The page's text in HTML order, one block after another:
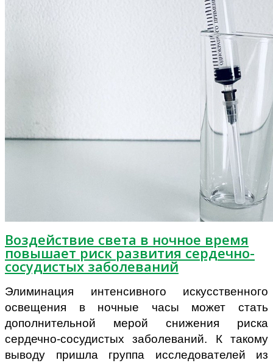
Воздействие света в ночное время
повышает риск развития сердечно-
сосудистых заболеваний
Элиминация интенсивного искусственного
освещения в ночные часы может стать
дополнительной мерой снижения риска
сердечно-сосудистых заболеваний. К такому
выводу пришла группа исследователей из